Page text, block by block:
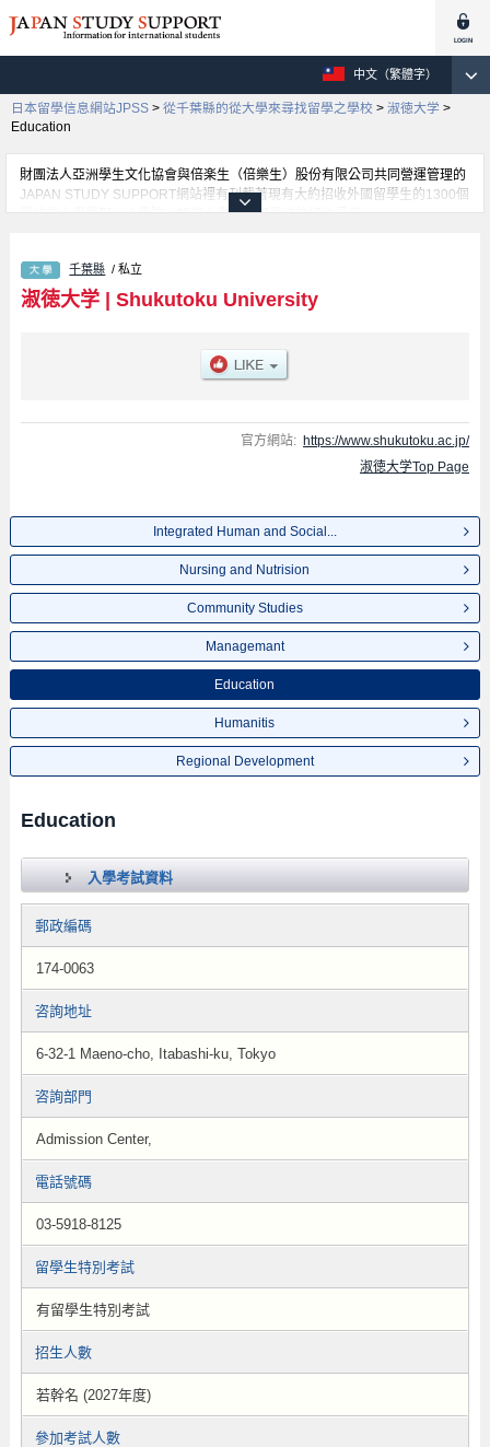
中文（繁體字）
日本留學信息網站JPSS > 從千葉縣的從大學來尋找留學之學校 > 淑徳大学 >
Education
財團法人亞洲學生文化協會與倍楽生（倍樂生）股份有限公司共同營運管理的
JAPAN STUDY SUPPORT網站裡有刊載著現有大約招收外國留學生的1300個
學校的大學學部、大學院、短期大學、專門學校的招生訊息。
部、Managemant學部、Education學部、Humanitis學部、Regional
Development學部等各別學部的不同訊息，以及招收名額、合格人數等考試資
訊、設施介紹、聯絡方式等對外國留學生是必要之訊息都刊載於此，請務必查
千葉縣 / 私立
淑徳大学| Shukutoku University
官方網站: https://www.shukutoku.ac.jp/
淑徳大学Top Page
Integrated Human and Social...
Nursing and Nutrision
Community Studies
Managemant
Education
Humanitis
Regional Development
Education
入學考試資料
郵政編碼
174-0063
咨詢地址
6-32-1 Maeno-cho, Itabashi-ku, Tokyo
咨詢部門
Admission Center,
電話號碼
03-5918-8125
留學生特別考試
有留學生特別考試
招生人數
若幹名 (2027年度)
參加考試人數